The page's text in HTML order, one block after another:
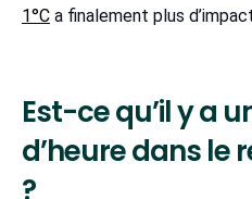
1°C a finalement plus
Est-ce qu’il y a
d’heure dans le
?